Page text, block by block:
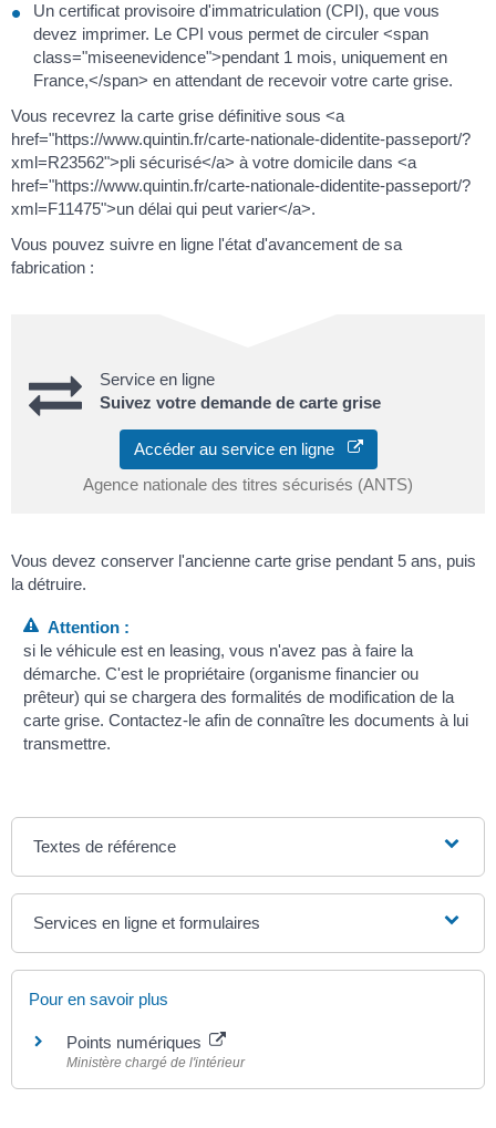
Un certificat provisoire d'immatriculation (CPI), que vous
devez imprimer. Le CPI vous permet de circuler <span
class="miseenevidence">pendant 1 mois, uniquement en
France,</span> en attendant de recevoir votre carte grise.
Vous recevrez la carte grise définitive sous <a
href="https://www.quintin.fr/carte-nationale-didentite-passeport/?
xml=R23562">pli sécurisé</a> à votre domicile dans <a
href="https://www.quintin.fr/carte-nationale-didentite-passeport/?
xml=F11475">un délai qui peut varier</a>.
Vous pouvez suivre en ligne l'état d'avancement de sa
fabrication :
Service en ligne
Suivez votre demande de carte grise
Accéder au service en ligne
Agence nationale des titres sécurisés (ANTS)
Vous devez conserver l'ancienne carte grise pendant 5 ans, puis
la détruire.
Attention :
si le véhicule est en leasing, vous n'avez pas à faire la
démarche. C'est le propriétaire (organisme financier ou
prêteur) qui se chargera des formalités de modification de la
carte grise. Contactez-le afin de connaître les documents à lui
transmettre.
Textes de référence
Services en ligne et formulaires
Pour en savoir plus
Points numériques
Ministère chargé de l'intérieur